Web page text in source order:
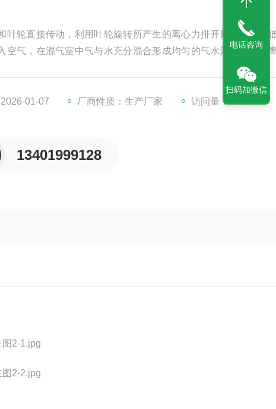
叶轮直接传动，利用叶轮旋转所产生的离心力排开周围水形成
空气，在混气室中气与水充分混合形成均匀的气水混合液，在
效的水流循环，使空气被剪切成大量的微小气泡。极大提高了
氧溶于水中，使得该机动力效率优于其它种类的曝气机。
01-07 厂商性质：生产厂家 访问量：2593
13401999128
电话咨询
扫码加微信